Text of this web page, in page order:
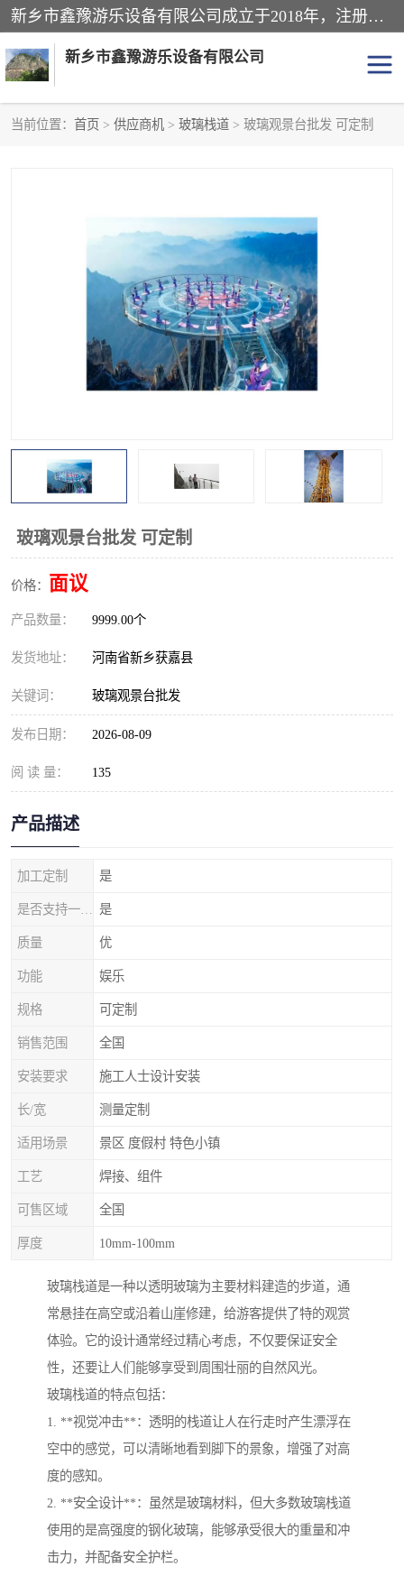
新乡市鑫豫游乐设备有限公司成立于2018年，注册地位于河南省。经营范围包括游乐设备、滑索、滑道、空中自行车、吊桥、拓展器材、攀岩器材、趣桥、悬崖秋千、网红桥、儿童乐园设备、水上乐园设备、丛林穿越设备、音乐呐喊设备、轨道滑车、栈道、玻璃滑道、观景平台、景观包装的设计、制造、销售、安装、维修，景区策划服务。
新乡市鑫豫游乐设备有限公司
当前位置： 首页 > 供应商机 > 玻璃栈道 > 玻璃观景台批发 可定制
玻璃观景台批发 可定制
价格： 面议
产品数量： 9999.00个
发货地址： 河南省新乡获嘉县
关键词： 玻璃观景台批发
发布日期： 2026-08-09
阅 读 量： 135
产品描述
加工定制 是
是
质量 优
功能 娱乐
规格 可定制
销售范围 全国
安装要求 施工人士设计安装
长/宽 测量定制
适用场景 景区 度假村 特色小镇
工艺 焊接、组件
可售区域 全国
厚度 10mm-100mm
玻璃栈道是一种以透明玻璃为主要材料建造的步道，通
常悬挂在高空或沿着山崖修建，给游客提供了特的观赏
体验。它的设计通常经过精心考虑，不仅要保证安全
性，还要让人们能够享受到周围壮丽的自然风光。
玻璃栈道的特点包括：
1. **视觉冲击**：透明的栈道让人在行走时产生漂浮在
空中的感觉，可以清晰地看到脚下的景象，增强了对高
度的感知。
2. **安全设计**：虽然是玻璃材料，但大多数玻璃栈道
使用的是高强度的钢化玻璃，能够承受很大的重量和冲
击力，并配备安全护栏。
水上乐园设备
攀岩器材
空中自行车
玻璃滑道
拓展器材 丛林穿越设备
玻璃栈道